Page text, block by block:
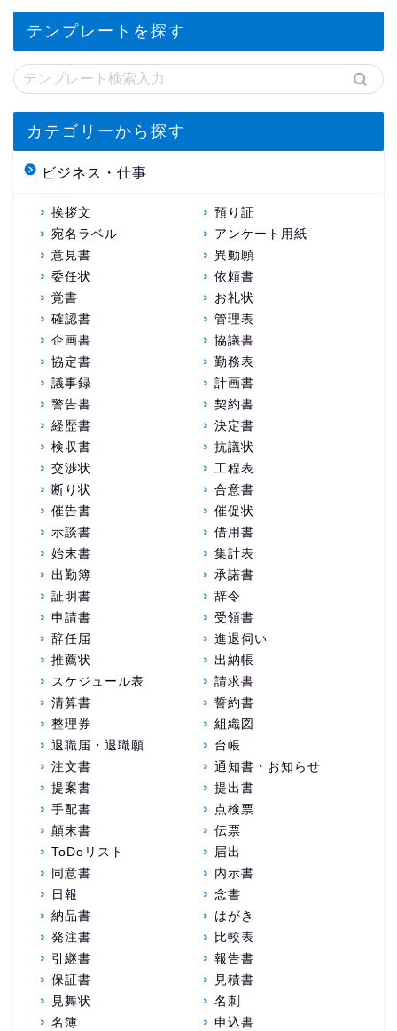
テンプレートを探す
カテゴリーから探す
ビジネス・仕事
挨拶文
預り証
宛名ラベル
アンケート用紙
意見書
異動願
委任状
依頼書
覚書
お礼状
確認書
管理表
企画書
協議書
協定書
勤務表
議事録
計画書
警告書
契約書
経歴書
決定書
検収書
抗議状
交渉状
工程表
断り状
合意書
催告書
催促状
示談書
借用書
始末書
集計表
出勤簿
承諾書
証明書
辞令
申請書
受領書
辞任届
進退伺い
推薦状
出納帳
スケジュール表
請求書
清算書
誓約書
整理券
組織図
退職届・退職願
台帳
注文書
通知書・お知らせ
提案書
提出書
手配書
点検票
顛末書
伝票
ToDoリスト
届出
同意書
内示書
日報
念書
納品書
はがき
発注書
比較表
引継書
報告書
保証書
見積書
見舞状
名刺
名簿
申込書